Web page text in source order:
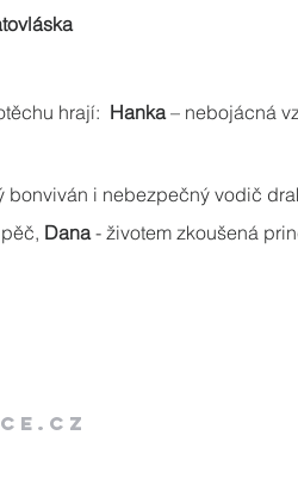
hrají: Hanka – nebojácná
bonviván i nebezpečný vodič
Dana - životem zkoušená